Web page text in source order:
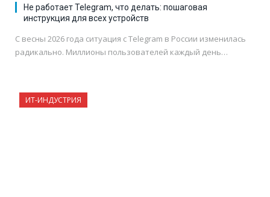
Не работает Telegram, что делать: пошаговая
инструкция для всех устройств
С весны 2026 года ситуация с Telegram в России изменилась
радикально. Миллионы пользователей каждый день…
ИТ-ИНДУСТРИЯ